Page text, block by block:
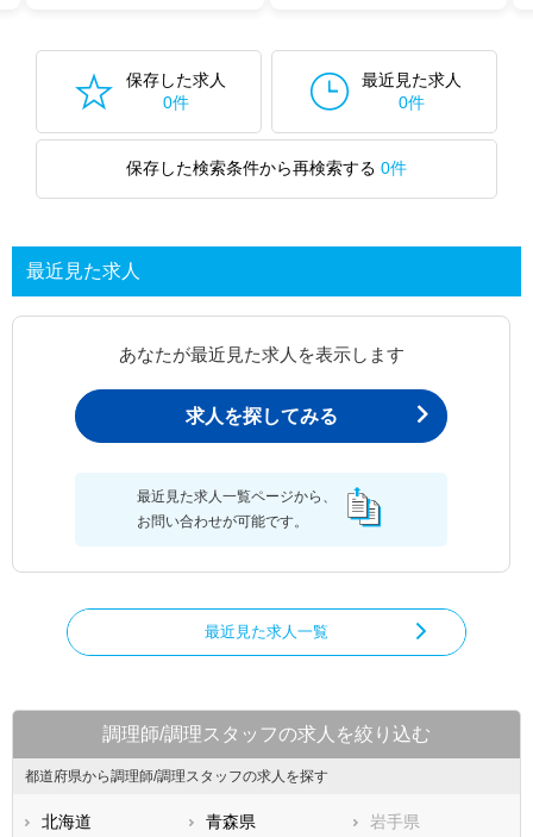
保存した求人
0件
最近見た求人
0件
保存した検索条件から再検索する 0件
最近見た求人
あなたが最近見た求人を表示します
求人を探してみる
最近見た求人一覧ページから、
お問い合わせが可能です。
最近見た求人一覧
調理師/調理スタッフの求人を絞り込む
都道府県から調理師/調理スタッフの求人を探す
北海道 青森県
岩手県